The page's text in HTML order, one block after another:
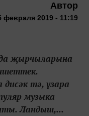
Автор
февраля 2019 - 11:19
җырчыларына
тә, үзара
музыка
Ландыш,...